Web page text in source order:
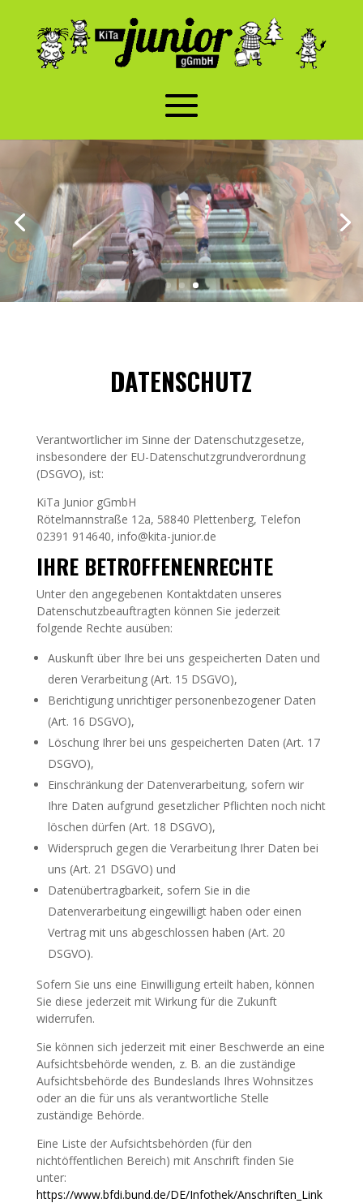
DATENSCHUTZ
Verantwortlicher im Sinne der Datenschutzgesetze,
insbesondere der EU-Datenschutzgrundverordnung
(DSGVO), ist:
KiTa Junior gGmbH
Rötelmannstraße 12a, 58840 Plettenberg, Telefon
02391 914640, info@kita-junior.de
IHRE BETROFFENENRECHTE
Unter den angegebenen Kontaktdaten unseres
Datenschutzbeauftragten können Sie jederzeit
folgende Rechte ausüben:
Auskunft über Ihre bei uns gespeicherten Daten und
deren Verarbeitung (Art. 15 DSGVO),
Berichtigung unrichtiger personenbezogener Daten
(Art. 16 DSGVO),
Löschung Ihrer bei uns gespeicherten Daten (Art. 17
DSGVO),
Einschränkung der Datenverarbeitung, sofern wir
Ihre Daten aufgrund gesetzlicher Pflichten noch nicht
löschen dürfen (Art. 18 DSGVO),
Widerspruch gegen die Verarbeitung Ihrer Daten bei
uns (Art. 21 DSGVO) und
Datenübertragbarkeit, sofern Sie in die
Datenverarbeitung eingewilligt haben oder einen
Vertrag mit uns abgeschlossen haben (Art. 20
DSGVO).
Sofern Sie uns eine Einwilligung erteilt haben, können
Sie diese jederzeit mit Wirkung für die Zukunft
widerrufen.
Sie können sich jederzeit mit einer Beschwerde an eine
Aufsichtsbehörde wenden, z. B. an die zuständige
Aufsichtsbehörde des Bundeslands Ihres Wohnsitzes
oder an die für uns als verantwortliche Stelle
zuständige Behörde.
Eine Liste der Aufsichtsbehörden (für den
nichtöffentlichen Bereich) mit Anschrift finden Sie
unter:
https://www.bfdi.bund.de/DE/Infothek/Anschriften_Link